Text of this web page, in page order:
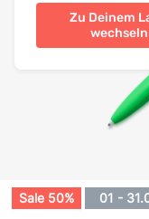
Zu Deinem
wechseln
Sale 50% 01 -